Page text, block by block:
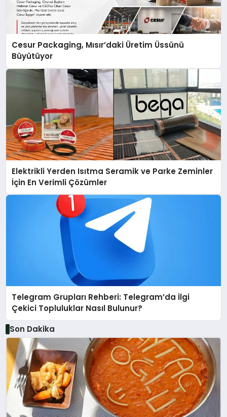
Cesur Packaging, Mısır’daki Üretim Üssünü
Büyütüyor
Elektrikli Yerden Isıtma Seramik ve Parke Zeminler
İçin En Verimli Çözümler
Telegram Grupları Rehberi: Telegram’da İlgi
Çekici Topluluklar Nasıl Bulunur?
Son Dakika